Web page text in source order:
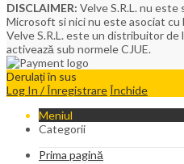
DISCLAIMER: Velve S.R.L. nu
Microsoft si nici nu este asociat
Velve S.R.L. este un distribuitor
activează sub normele CJUE.
Derulați în sus
Log In / ÎnregistrareÎnchide
Meniul
Categorii
Prima pagină